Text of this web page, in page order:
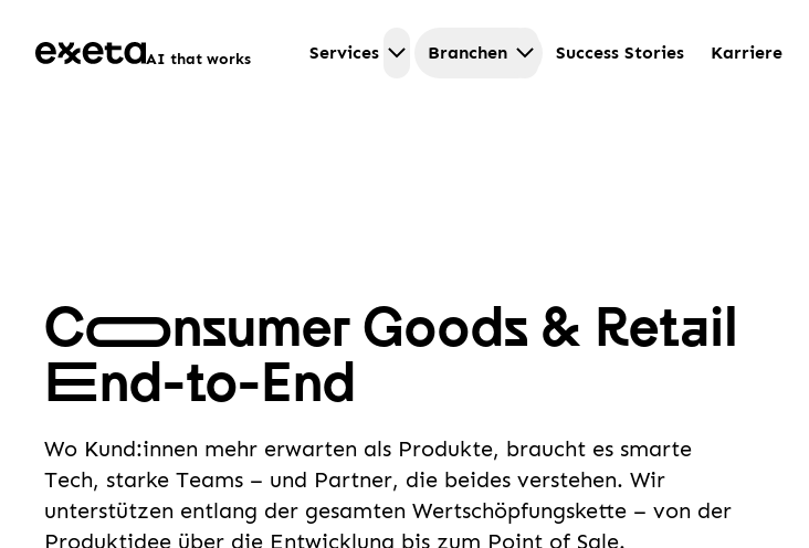
AI that works Services Branchen Success Stories Karriere
Consumer Goods & Retail
End-to-End
Wo Kund:innen mehr erwarten als Produkte, braucht es smarte
Tech, starke Teams – und Partner, die beides verstehen. Wir
unterstützen entlang der gesamten Wertschöpfungskette – von der
Produktidee über die Entwicklung bis zum Point of Sale.